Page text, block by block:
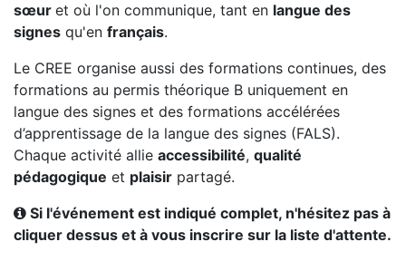
sœur et où l'on communique, tant en langue des
signes qu'en français.
Le CREE organise aussi des formations continues, des
formations au permis théorique B uniquement en
langue des signes et des formations accélérées
d’apprentissage de la langue des signes (FALS).
Chaque activité allie accessibilité, qualité
pédagogique et plaisir partagé.
Si l'événement est indiqué complet, n'hésitez pas à
cliquer dessus et à vous inscrire sur la liste d'attente.